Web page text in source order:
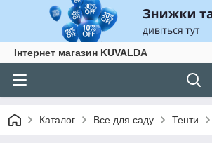
Інтернет магазин KUVALDA
Каталог Все для саду Тенти